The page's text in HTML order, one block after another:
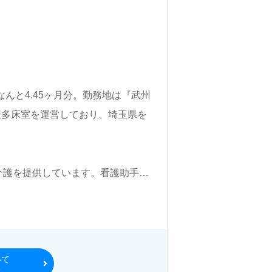
と4.45ヶ月分。勤務地は『武州
床室を運営しており、埼玉県を
を提供しています。看護助手や
題ありません。幅広い年代層の
る方、職場環境を新たに変えた
コンサルタントが丁寧にサポー